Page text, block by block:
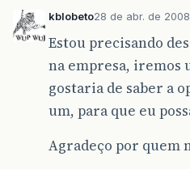
kblobeto28 de abr. de 2008
Estou precisando
na empresa, iremos
gostaria de saber a
um, para que eu
Agradeço por quem